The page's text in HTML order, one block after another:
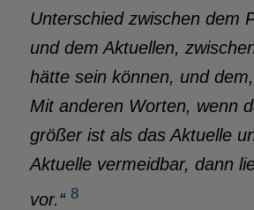
Unterschied zwischen dem
und dem Aktuellen,
hätte sein können, und
Mit anderen Worten, wenn
größer ist als das Aktuelle
Aktuelle vermeidbar, dann
vor.“ 8